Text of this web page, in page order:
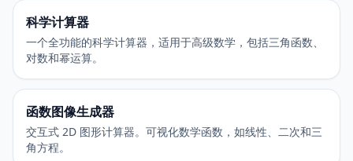
科学计算器
一个全功能的科学计算器，适用于高级数学，包括三角函数、
对数和幂运算。
函数图像生成器
交互式 2D 图形计算器。可视化数学函数，如线性、二次和三
角方程。